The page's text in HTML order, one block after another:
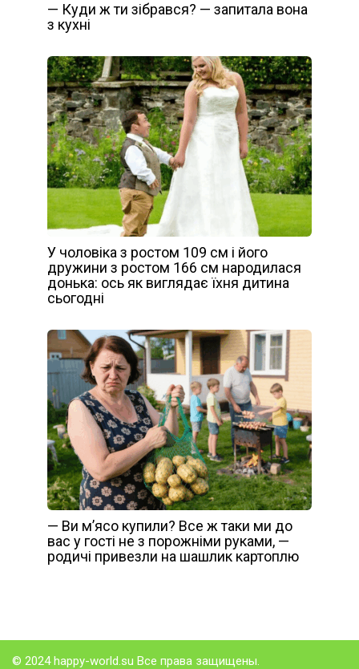
— Куди ж ти зібрався? — запитала вона
з кухні
У чоловіка з ростом 109 см і його
дружини з ростом 166 см народилася
донька: ось як виглядає їхня дитина
сьогодні
— Ви м’ясо купили? Все ж таки ми до
вас у гості не з порожніми руками, —
родичі привезли на шашлик картоплю
© 2024 happy-world.su Все права защищены.